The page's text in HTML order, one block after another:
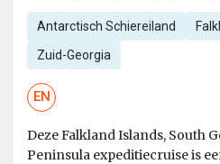
Antarctisch Schiereiland
Zuid-Georgia
EN
Deze Falkland Islands, South
Peninsula expeditiecruise is